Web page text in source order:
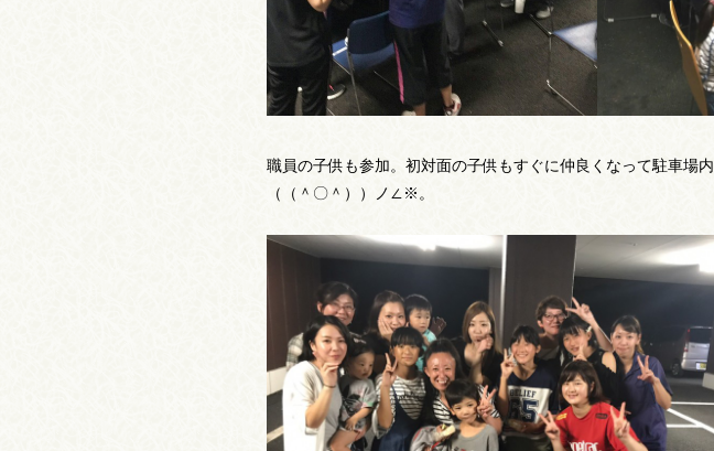
職員の子供も参加。初対面の子供もすぐに仲良くなって駐車
（（＾〇＾））ノ∠※。